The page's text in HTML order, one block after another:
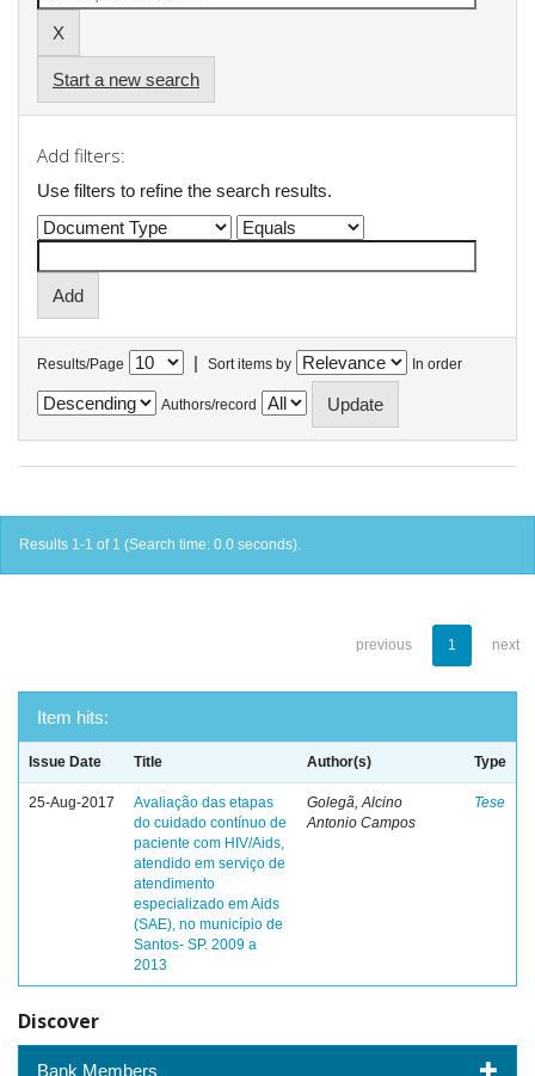
Start a new search
Add filters:
Use filters to refine the search results.
Results/Page | Sort items by In order
Authors/record
Results 1-1 of 1 (Search time: 0.0 seconds).
previous 1 next
Item hits:
Issue Date Title Author(s) Type
25-Aug-2017
Avaliação das etapas
do cuidado contínuo de
paciente com HIV/Aids,
atendido em serviço de
atendimento
especializado em Aids
(SAE), no município de
Santos- SP. 2009 a
2013
Golegã, Alcino
Antonio Campos
Tese
Discover
Bank Members